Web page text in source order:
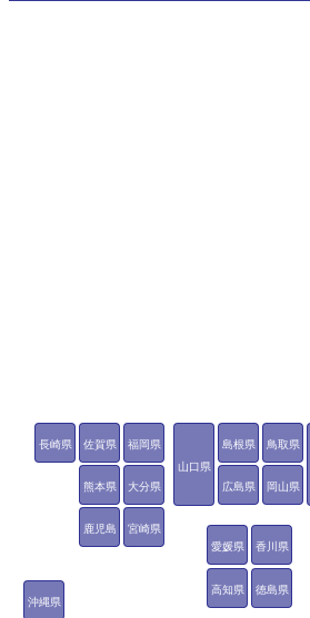
鳥取県
島根県
岡山県
広島県
山口県
徳島県
香川県
愛媛県
高知県
福岡県
佐賀県
長崎県
熊本県 大分県
宮崎県
鹿児島
沖縄県